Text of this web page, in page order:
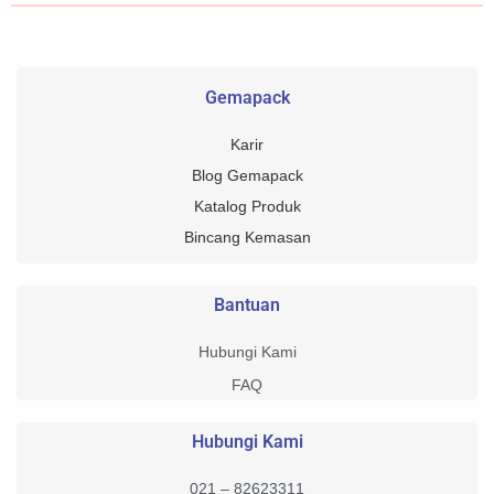
Gemapack
Karir
Blog Gemapack
Katalog Produk
Bincang Kemasan
Bantuan
Hubungi Kami
FAQ
Hubungi Kami
021 – 82623311